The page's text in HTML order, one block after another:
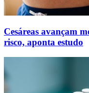
Cesáreas avançam
risco, aponta estudo